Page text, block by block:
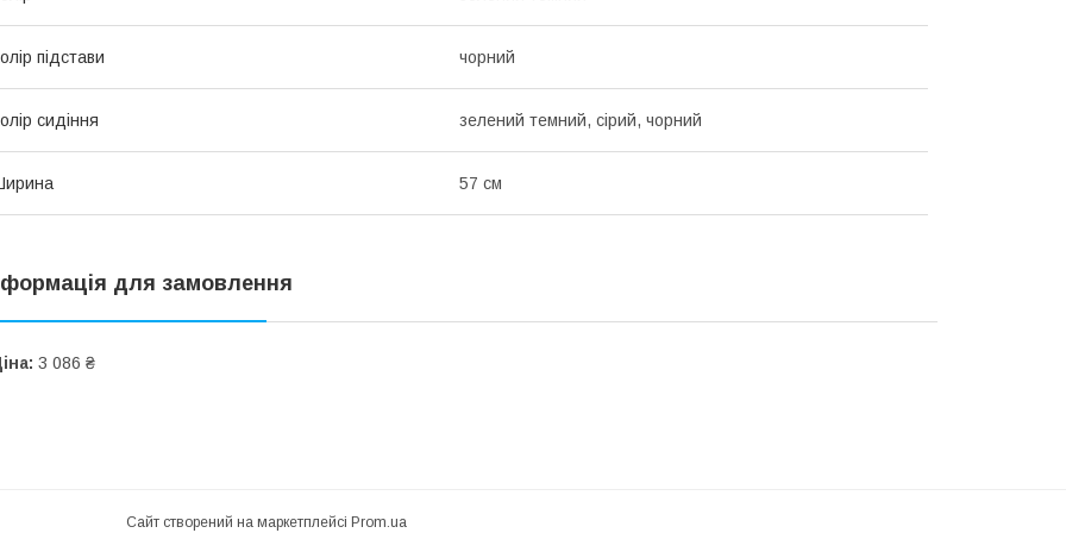
підстави чорний
сидіння зелений темний, сірий, чорний
57 см
для замовлення
3 086 ₴
Сайт створений на маркетплейсі Prom.ua